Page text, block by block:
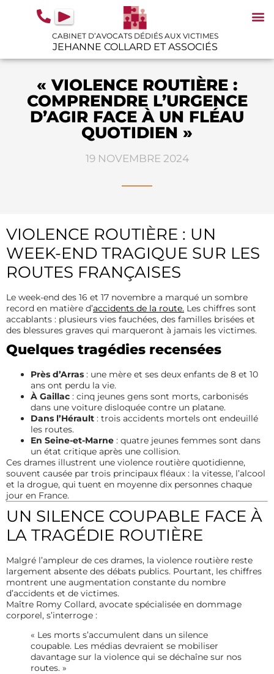
principal
CABINET D’AVOCATS DÉDIÉS AUX VICTIMES
JEHANNE COLLARD ET ASSOCIÉS
« VIOLENCE ROUTIÈRE :
COMPRENDRE L’URGENCE
D’AGIR FACE À UN FLÉAU
QUOTIDIEN »
19 NOVEMBRE 2024
VIOLENCE ROUTIÈRE : UN
WEEK-END TRAGIQUE SUR LES
ROUTES FRANÇAISES
Le week-end des 16 et 17 novembre a marqué un sombre
record en matière d’accidents de la route. Les chiffres sont
accablants : plusieurs vies fauchées, des familles brisées et
des blessures graves qui marqueront à jamais les victimes.
Quelques tragédies recensées
Près d’Arras : une mère et ses deux enfants de 8 et 10
ans ont perdu la vie.
À Gaillac : cinq jeunes gens sont morts, carbonisés
dans une voiture disloquée contre un platane.
Dans l’Hérault : trois accidents mortels ont endeuillé
les routes.
En Seine-et-Marne : quatre jeunes femmes sont dans
un état critique après une collision.
Ces drames illustrent une violence routière quotidienne,
souvent causée par trois principaux fléaux : la vitesse, l’alcool
et la drogue, qui tuent en moyenne dix personnes chaque
jour en France.
UN SILENCE COUPABLE FACE À
LA TRAGÉDIE ROUTIÈRE
Malgré l’ampleur de ces drames, la violence routière reste
largement absente des débats publics. Pourtant, les chiffres
montrent une augmentation constante du nombre
d’accidents et de victimes.
Maître Romy Collard, avocate spécialisée en dommage
corporel, s’interroge :
« Les morts s’accumulent dans un silence
coupable. Les médias devraient se mobiliser
davantage sur la violence qui se déchaîne sur nos
routes. »